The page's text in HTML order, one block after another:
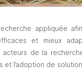
appliquée afin
et mieux
acteurs de la
l’adoption de